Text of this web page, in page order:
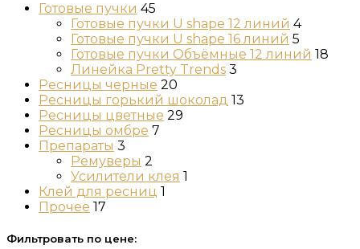
Готовые пучки 45
Готовые пучки U shape 12 линий 4
Готовые пучки U shape 16 линий 5
Готовые пучки Объёмные 12 линий 18
Линейка Pretty Trends 3
Ресницы черные 20
Ресницы горький шоколад 13
Ресницы цветные 29
Ресницы омбре 7
Препараты 3
Ремуверы 2
Усилители клея 1
Клей для ресниц 1
Прочее 17
Фильтровать по цене: